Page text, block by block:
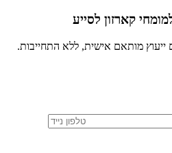
קארזון לסייע
ייעוץ מותאם אישית, ללא התחייבות.